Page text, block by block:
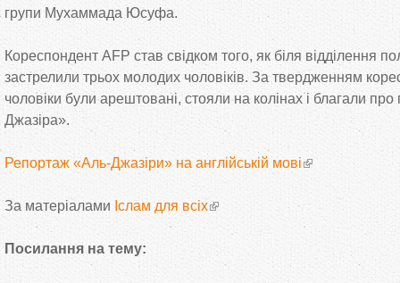
групи Мухаммада Юсуфа.
Кореспондент AFP став свідком того, як біля відділення
застрелили трьох молодих чоловіків. За твердженням
чоловіки були арештовані, стояли на колінах і благали
Джазіра».
Репортаж «Аль-Джазіри» на англійській мові
За матеріалами Іслам для всіх
Посилання на тему: